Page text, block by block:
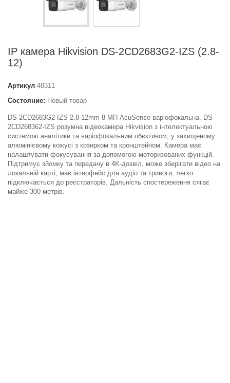
IP камера Hikvision DS-2CD2683G2-IZS (2.8-
12)
Артикул 48311
Состояние: Новый товар
DS-2CD2683G2-IZS 2.8-12mm 8 МП AcuSense варіофокальна. DS-
2CD268362-IZS розумна відеокамера Hikvision з інтелектуальною
системою аналітики та варіофокальним обєктивом, у захищеному
алюмінієвому кожусі з козирком та кронштейном. Камера має
налаштувати фокусування за допомогою моторизованих функцій.
Підтримує зйомку та передачу в 4K-дозвіл, може зберігати відео на
локальній карті, має інтерфейс для аудіо та тривоги, легко
підключається до реєстраторів. Дальність спостереження сягає
майже 300 метрів.